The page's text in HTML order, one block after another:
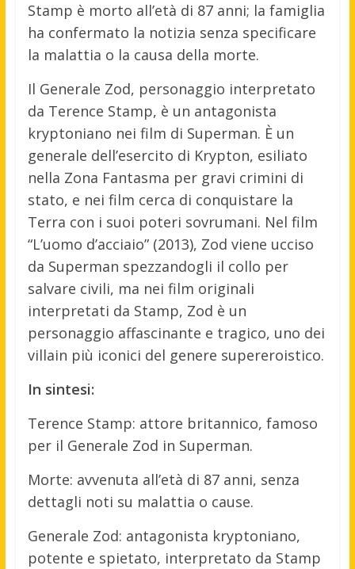
Stamp è morto all’età di 87 anni; la famiglia
ha confermato la notizia senza specificare
la malattia o la causa della morte.
Il Generale Zod, personaggio interpretato
da Terence Stamp, è un antagonista
kryptoniano nei film di Superman. È un
generale dell’esercito di Krypton, esiliato
nella Zona Fantasma per gravi crimini di
stato, e nei film cerca di conquistare la
Terra con i suoi poteri sovrumani. Nel film
“L’uomo d’acciaio” (2013), Zod viene ucciso
da Superman spezzandogli il collo per
salvare civili, ma nei film originali
interpretati da Stamp, Zod è un
personaggio affascinante e tragico, uno dei
villain più iconici del genere supereroistico.
In sintesi:
Terence Stamp: attore britannico, famoso
per il Generale Zod in Superman.
Morte: avvenuta all’età di 87 anni, senza
dettagli noti su malattia o cause.
Generale Zod: antagonista kryptoniano,
potente e spietato, interpretato da Stamp